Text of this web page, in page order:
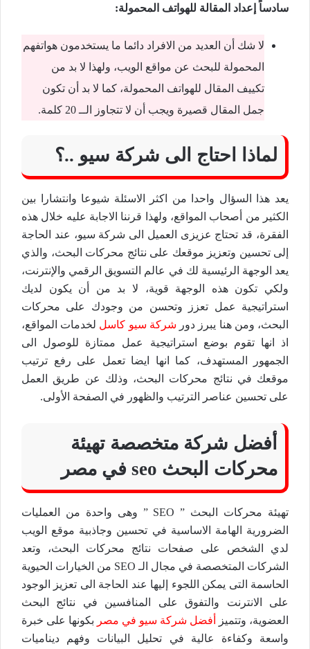
سادساً إعداد المقالة للهواتف المحمولة:
لا شك أن العديد من الافراد دائما ما يستخدمون هواتفهم
المحمولة للبحث عن مواقع الويب، ولهذا لا بد من
تكييف المقال للهواتف المحمولة، كما لا بد أن تكون
جمل المقال قصيرة ويجب أن لا تتجاوز الــ 20 كلمة.
لماذا احتاج الى شركة سيو ..؟
يعد هذا السؤال واحدا من اكثر الاسئلة شيوعا وانتشارا بين
الكثير من أصحاب المواقع، ولهذا قرننا الاجابة عليه خلال هذه
الفقرة، قد تحتاج عزيزى العميل الى شركة سيو، عند الحاجة
إلى تحسين وتعزيز موقعك على نتائج محركات البحث، والذي
يعد الوجهة الرئيسية لك في عالم التسويق الرقمي والإنترنت،
ولكي تكون هذه الوجهة قوية، لا بد من أن يكون لديك
استراتيجية عمل تعزز وتحسن من وجودك على محركات
البحث، ومن هنا يبرز دور شركة سيو كاسل لخدمات المواقع،
اذ انها تقوم بوضع استراتيجية عمل ممتازة للوصول الى
الجمهور المستهدف، كما انها ايضا تعمل على رفع ترتيب
موقعك في نتائج محركات البحث، وذلك عن طريق العمل
على تحسين عناصر الترتيب والظهور في الصفحة الأولى.
أفضل شركة متخصصة تهيئة
محركات البحث seo في مصر
تهيئة محركات البحث ” SEO ” وهى واحدة من العمليات
الضرورية الهامة الاساسية في تحسين وجاذبية موقع الويب
لدي الشخص على صفحات نتائج محركات البحث، وتعد
الشركات المتخصصة في مجال الـ SEO من الخيارات الحيوية
الحاسمة التى يمكن اللجوء إليها عند الحاجة الى تعزيز الوجود
على الانترنت والتفوق على المنافسين في نتائج البحث
العضوية، وتتميز
أفضل شركة سيو في مصر بكونها على خبرة
واسعة وكفاءة عالية في تحليل البيانات وفهم ديناميات